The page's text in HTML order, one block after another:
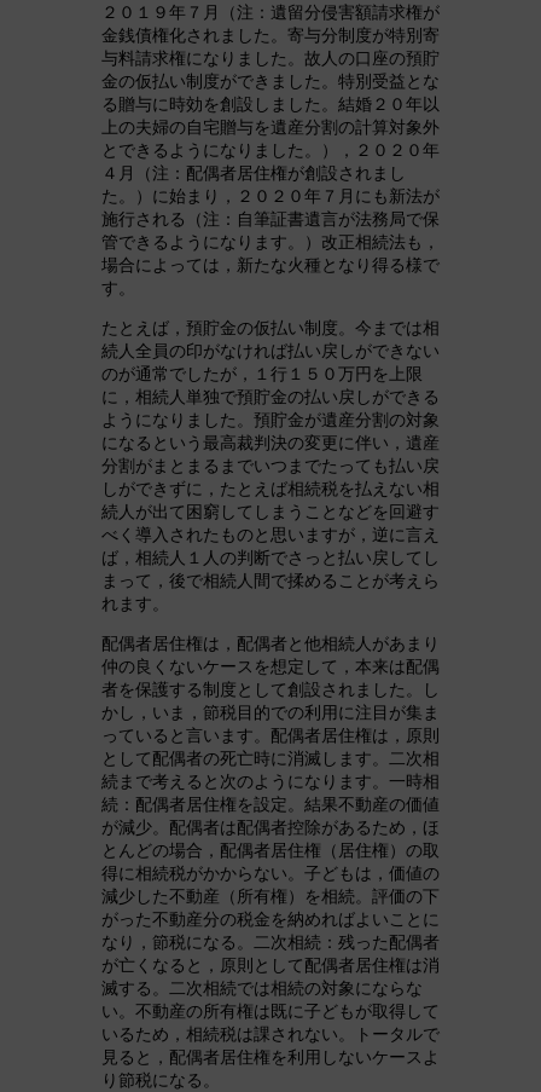
２０１９年７月（注：遺留分侵害額請求権が
金銭債権化されました。寄与分制度が特別寄
与料請求権になりました。故人の口座の預貯
金の仮払い制度ができました。特別受益とな
る贈与に時効を創設しました。結婚２０年以
上の夫婦の自宅贈与を遺産分割の計算対象外
とできるようになりました。），２０２０年
４月（注：配偶者居住権が創設されまし
た。）に始まり，２０２０年７月にも新法が
施行される（注：自筆証書遺言が法務局で保
管できるようになります。）改正相続法も，
場合によっては，新たな火種となり得る様で
す。
たとえば，預貯金の仮払い制度。今までは相
続人全員の印がなければ払い戻しができない
のが通常でしたが，１行１５０万円を上限
に，相続人単独で預貯金の払い戻しができる
ようになりました。預貯金が遺産分割の対象
になるという最高裁判決の変更に伴い，遺産
分割がまとまるまでいつまでたっても払い戻
しができずに，たとえば相続税を払えない相
続人が出て困窮してしまうことなどを回避す
べく導入されたものと思いますが，逆に言え
ば，相続人１人の判断でさっと払い戻してし
まって，後で相続人間で揉めることが考えら
れます。
配偶者居住権は，配偶者と他相続人があまり
仲の良くないケースを想定して，本来は配偶
者を保護する制度として創設されました。し
かし，いま，節税目的での利用に注目が集ま
っていると言います。配偶者居住権は，原則
として配偶者の死亡時に消滅します。二次相
続まで考えると次のようになります。一時相
続：配偶者居住権を設定。結果不動産の価値
が減少。配偶者は配偶者控除があるため，ほ
とんどの場合，配偶者居住権（居住権）の取
得に相続税がかからない。子どもは，価値の
減少した不動産（所有権）を相続。評価の下
がった不動産分の税金を納めればよいことに
なり，節税になる。二次相続：残った配偶者
が亡くなると，原則として配偶者居住権は消
滅する。二次相続では相続の対象にならな
い。不動産の所有権は既に子どもが取得して
いるため，相続税は課されない。トータルで
見ると，配偶者居住権を利用しないケースよ
り節税になる。